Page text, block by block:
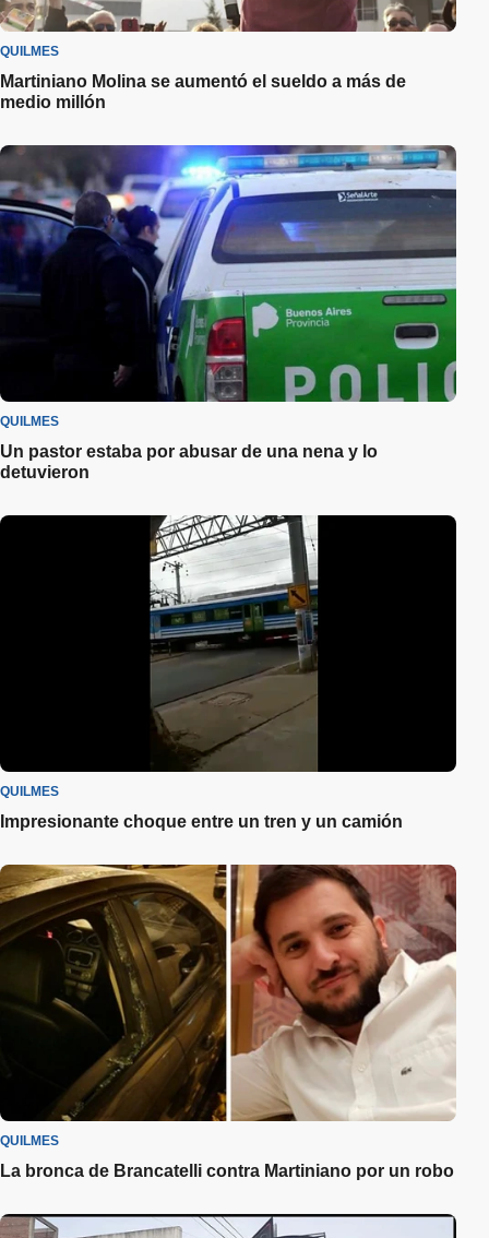
QUILMES
Martiniano Molina se aumentó el sueldo a más de
medio millón
QUILMES
Un pastor estaba por abusar de una nena y lo
detuvieron
QUILMES
Impresionante choque entre un tren y un camión
QUILMES
La bronca de Brancatelli contra Martiniano por un robo